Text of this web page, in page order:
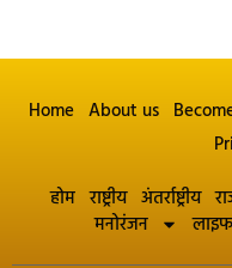
Home About us
होम राष्ट्रीय अंतर्राष्ट्रीय
मनोरंजन